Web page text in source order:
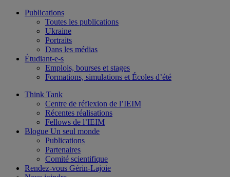
Publications
Toutes les publications
Ukraine
Portraits
Dans les médias
Étudiant-e-s
Emplois, bourses et stages
Formations, simulations et Écoles d’été
Think Tank
Centre de réflexion de l’IEIM
Récentes réalisations
Fellows de l’IEIM
Blogue Un seul monde
Publications
Partenaires
Comité scientifique
Rendez-vous Gérin-Lajoie